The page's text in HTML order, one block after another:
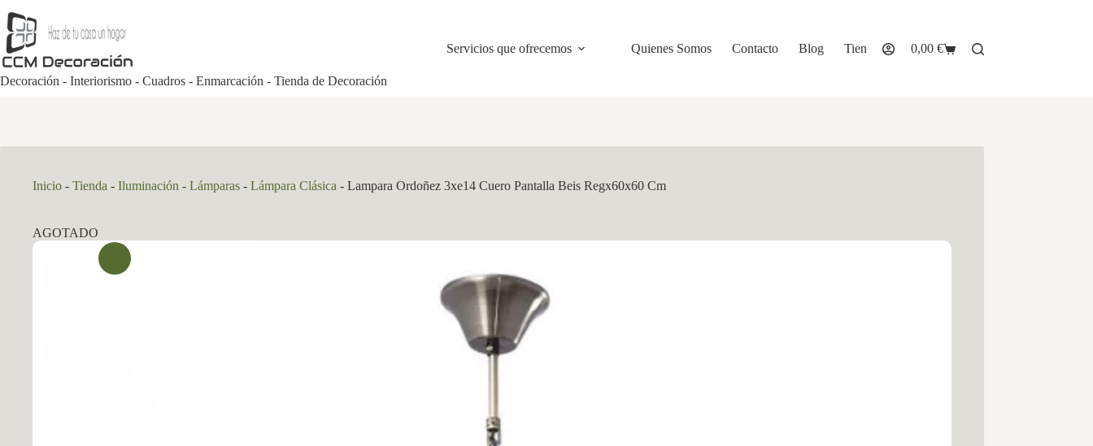
al
contenido
Decoración - Interiorismo - Cuadros - Enmarcación - Tienda de Decoración
Servicios que ofrecemos Quienes Somos Contacto Blog Tienda
Carro
0,00 €
Inicio - Tienda - Iluminación - Lámparas - Lámpara Clásica - Lampara Ordoñez 3xe14 Cuero Pantalla Beis Regx60x60 Cm
AGOTADO